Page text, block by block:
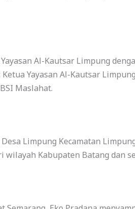
Al-Kautsar Limpung
Yayasan Al-Kautsar
Maslahat.
Limpung Kecamatan
wilayah Kabupaten Batang dan